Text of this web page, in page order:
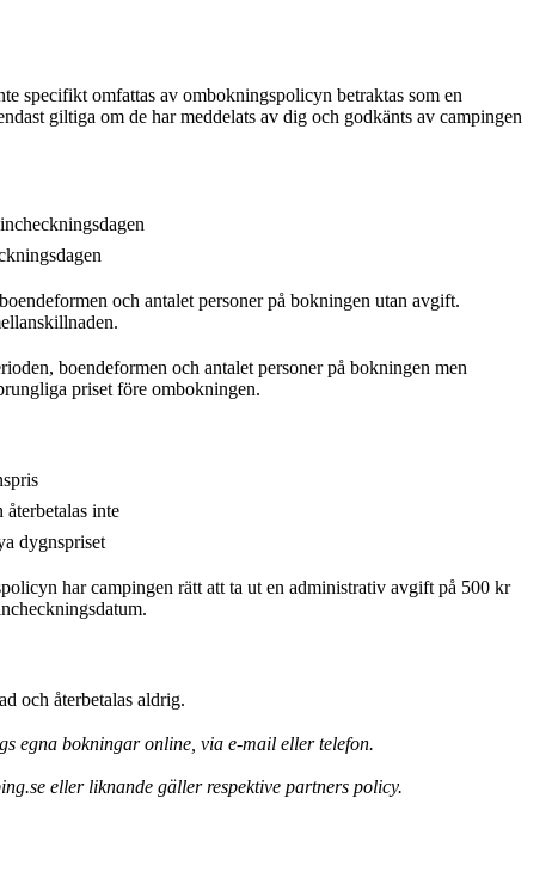
specifikt omfattas av ombokningspolicyn betraktas som en
giltiga om de har meddelats av dig och godkänts av campingen
och antalet personer på bokningen utan avgift.
boendeformen och antalet personer på bokningen men
priset före ombokningen.
inte
dygnspriset
har campingen rätt att ta ut en administrativ avgift på 500 kr
och återbetalas aldrig.
egna bokningar online, via e-mail eller telefon.
eller liknande gäller respektive partners policy.